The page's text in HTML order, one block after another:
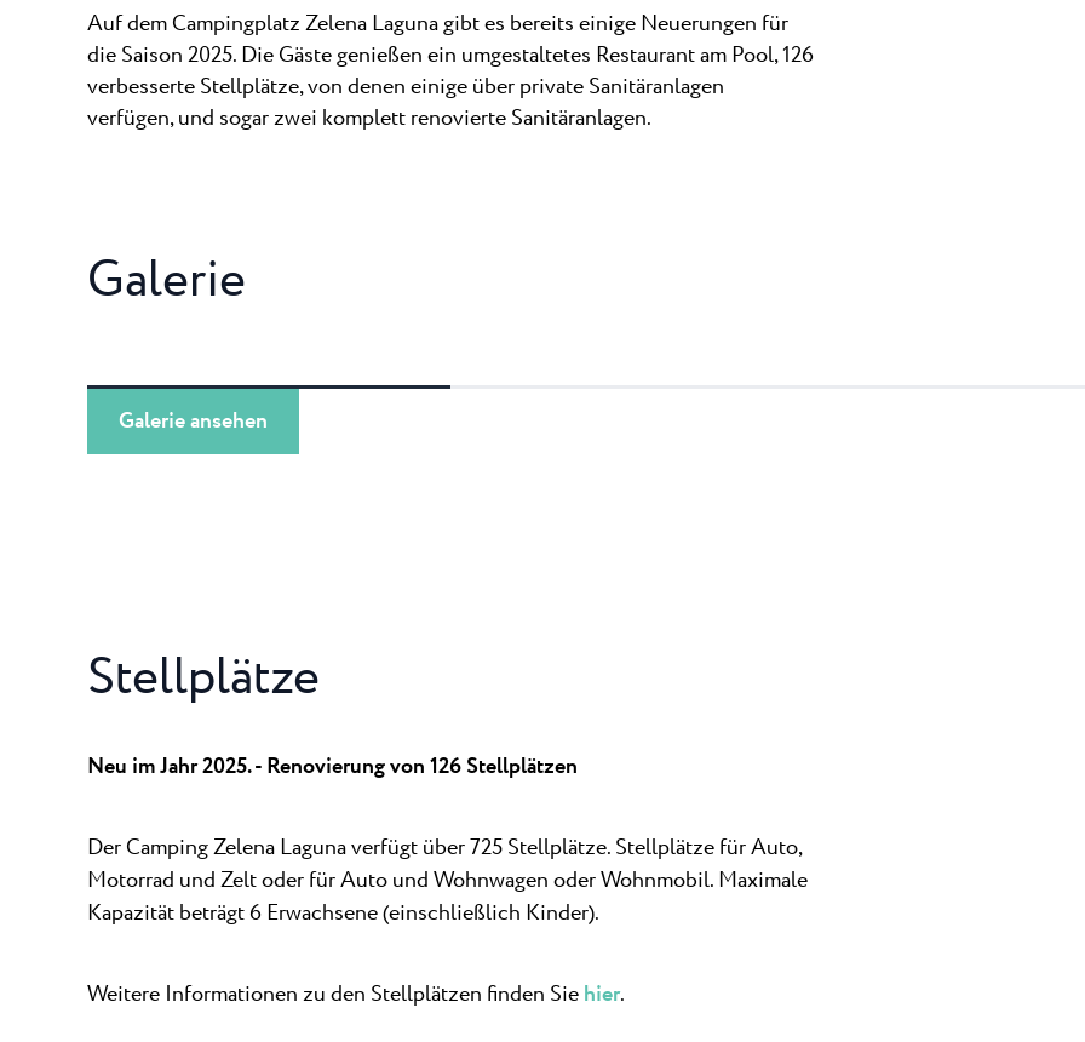
Auf dem Campingplatz Zelena Laguna gibt es bereits einige Neuerungen für
die Saison 2025. Die Gäste genießen ein umgestaltetes Restaurant am Pool, 126
verbesserte Stellplätze, von denen einige über private Sanitäranlagen
verfügen, und sogar zwei komplett renovierte Sanitäranlagen.
Galerie
Galerie ansehen
Stellplätze
Neu im Jahr 2025. - Renovierung von 126 Stellplätzen
Der Camping Zelena Laguna verfügt über 725 Stellplätze. Stellplätze für Auto,
Motorrad und Zelt oder für Auto und Wohnwagen oder Wohnmobil. Maximale
Kapazität beträgt 6 Erwachsene (einschließlich Kinder).
Weitere Informationen zu den Stellplätzen finden Siehier.